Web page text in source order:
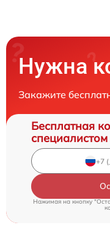
Нужна
Закажите
Бесплатная
специалистом
Нажимая на кнопку